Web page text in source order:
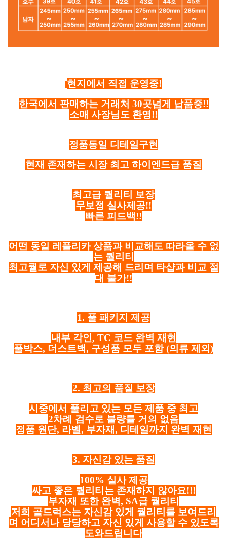
현지에서 직접 운영중!
한국에서 판매하는 거래처 30곳넘게 납품중!!
소매 사장님도 환영!!
정품동일 디테일구현
현재 존재하는 시장 최고 하이엔드급 품질
최고급 퀄리티 보장
무보정 실사제공!!
빠른 피드백!!
어떤 동일 레플리카 상품과 비교해도 따라올 수 없
는 퀄리티
최고퀄로 자신 있게 제공해 드리며 타샵과 비교 절
대 불가!!
1. 풀 패키지 제공
내부 각인, TC 코드 완벽 재현
풀박스, 더스트백, 구성품 모두 포함 (의류 제외)
2. 최고의 품질 보장
시중에서 풀리고 있는 모든 제품 중 최고
2차례 검수로 불량률 거의 없음
정품 원단, 라벨, 부자재, 디테일까지 완벽 재현
3. 자신감 있는 품질
100% 실사 제공
싸고 좋은 퀄리티는 존재하지 않아요!!!
부자재 또한 완벽, SA급 퀄리티
저희 골드럭스는 자신감 있게 퀄리티를 보여드리
며 어디서나 당당하고 자신 있게 사용할 수 있도록
도와드립니다